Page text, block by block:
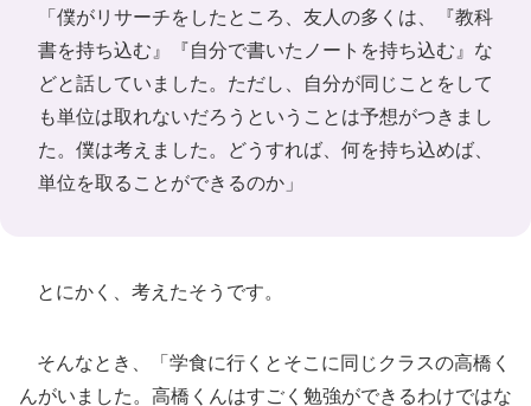
「僕がリサーチをしたところ、友人の多くは、『教科
書を持ち込む』『自分で書いたノートを持ち込む』な
どと話していました。ただし、自分が同じことをして
も単位は取れないだろうということは予想がつきまし
た。僕は考えました。どうすれば、何を持ち込めば、
単位を取ることができるのか」
とにかく、考えたそうです。
そんなとき、「学食に行くとそこに同じクラスの高橋く
んがいました。高橋くんはすごく勉強ができるわけではな